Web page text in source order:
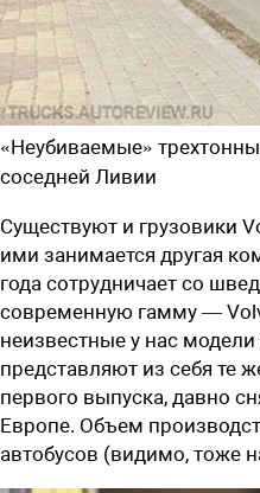
«Неубиваемые»
соседней Ливии
Существуют и грузовики
ими занимается другая
года сотрудничает со
современную гамму —
неизвестные у нас
представляют из себя те
первого выпуска, давно
Европе. Объем
автобусов (видимо, тоже